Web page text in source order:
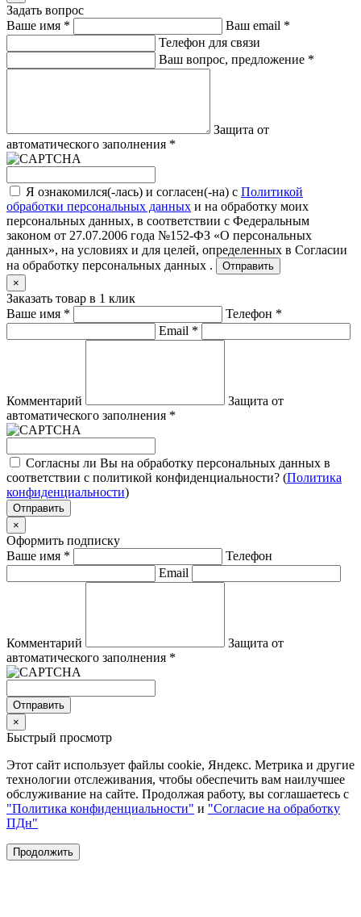
Задать вопрос
Ваше имя * Ваш email *
Телефон для связи
Ваш вопрос, предложение *
Защита от
автоматического заполнения *
Я ознакомился(-лась) и согласен(-на) с Политикой
обработки персональных данных и на обработку моих
персональных данных, в соответствии с Федеральным
законом от 27.07.2006 года №152-ФЗ «О персональных
данных», на условиях и для целей, определенных в Согласии
на обработку персональных данных .
Отправить
×
Заказать товар в 1 клик
Ваше имя * Телефон *
Email *
Комментарий
Защита от
автоматического заполнения *
Согласны ли Вы на обработку персональных данных в
соответствии с политикой конфиденциальности? (Политика
конфиденциальности)
Отправить
×
Оформить подписку
Ваше имя *
Телефон
Email
Комментарий
Защита от
автоматического заполнения *
Отправить
×
Быстрый просмотр
Этот сайт использует файлы cookie, Яндекс. Метрика и другие
технологии отслеживания, чтобы обеспечить вам наилучшее
обслуживание на сайте. Продолжая работу, вы соглашаетесь с
"Политика конфиденциальности" и "Согласие на обработку
ПДн"
Продолжить